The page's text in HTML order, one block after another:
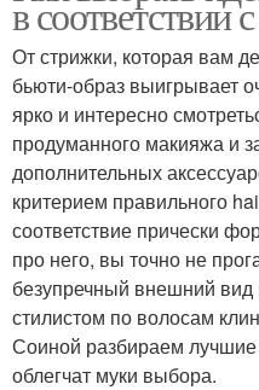
в соответствии
От стрижки, которая вам
бьюти-образ выигрывает
ярко и интересно
продуманного макияжа и
дополнительных
критерием правильного
соответствие прически
про него, вы точно не
безупречный внешний
стилистом по волосам
Соиной разбираем лучшие
облегчат муки выбора.